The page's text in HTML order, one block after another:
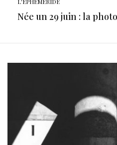
Née un 29 juin : la